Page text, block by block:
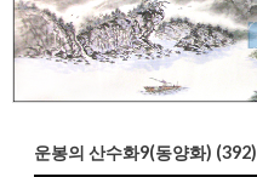
운봉의 산수화9(동양화) (392)